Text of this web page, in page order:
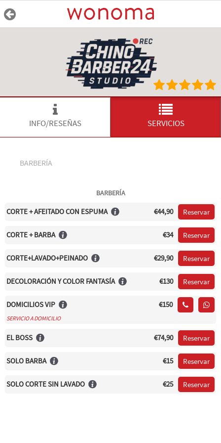
INFO/RESEÑAS SERVICIOS
BARBERÍA
BARBERÍA
CORTE + AFEITADO CON ESPUMA €44,90 Reservar
CORTE + BARBA €34 Reservar
CORTE+LAVADO+PEINADO €29,90 Reservar
DECOLORACIÓN Y COLOR FANTASÍA €130 Reservar
DOMICILIOS VIP €150
SERVICIO A DOMICILIO
EL BOSS €74,90 Reservar
SOLO BARBA €15 Reservar
SOLO CORTE SIN LAVADO €25 Reservar